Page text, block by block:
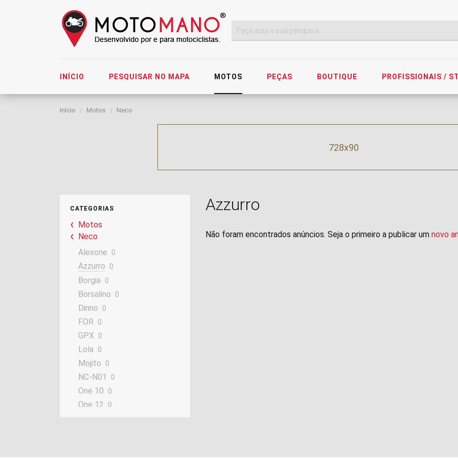
INÍCIO PESQUISAR NO MAPA MOTOS PEÇAS BOUTIQUE PROFISSIONAIS /
Início Motos Neco
728x90
CATEGORIAS
Motos
Neco
Alexone
0
Azzurro 0
Borgia 0
Borsalino 0
Dinno 0
FOR 0
GPX 0
Lola 0
Mojito 0
NC-N01 0
One 10 0
One 12 0
Azzurro
Não foram encontrados anúncios. Seja o primeiro a publicar um novo